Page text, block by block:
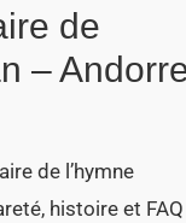
de
–
de l’hymne
histoire et FAQ